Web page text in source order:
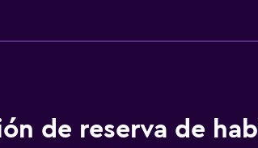
de reserva de